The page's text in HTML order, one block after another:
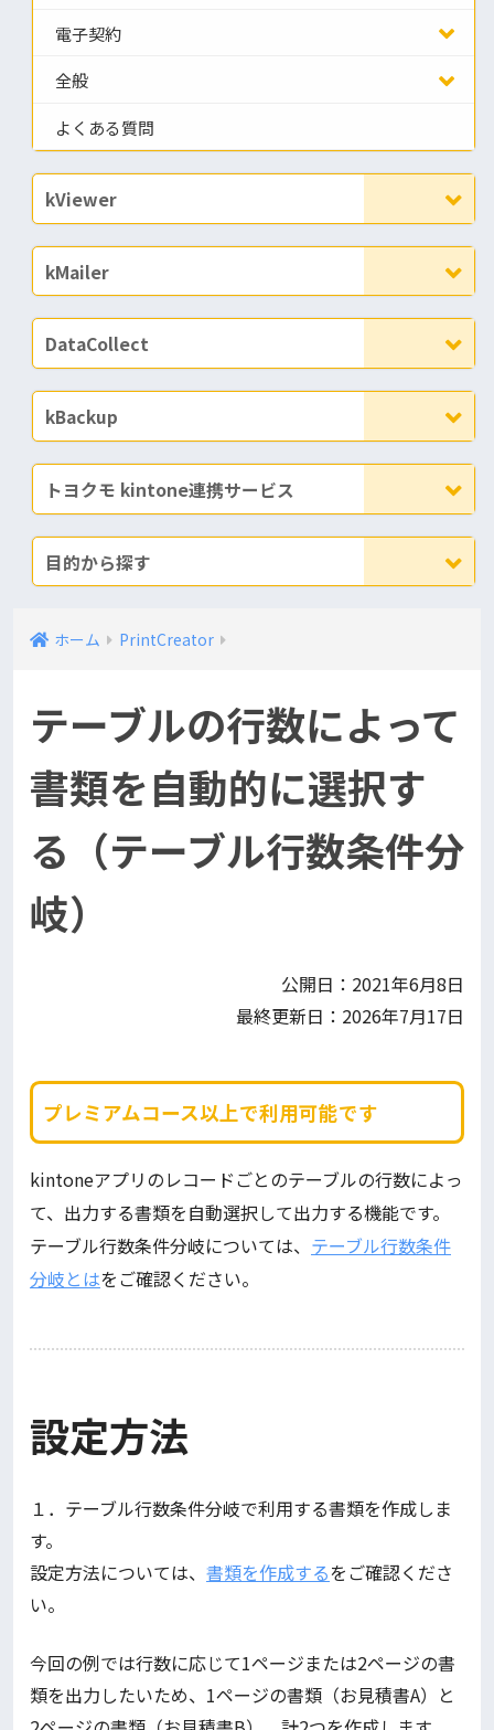
電子契約
全般
よくある質問
kViewer
kMailer
DataCollect
kBackup
トヨクモ kintone連携サービス
目的から探す
ホーム PrintCreator
テーブルの行数によって
書類を自動的に選択す
る（テーブル行数条件分
岐）
公開日：2021年6月8日
最終更新日：2026年7月17日
プレミアムコース以上で利用可能です
kintoneアプリのレコードごとのテーブルの行数によっ
て、出力する書類を自動選択して出力する機能です。
テーブル行数条件分岐については、 テーブル行数条件
分岐とはをご確認ください。
設定方法
１．テーブル行数条件分岐で利用する書類を作成しま
す。
設定方法については、 書類を作成するをご確認くださ
い。
今回の例では行数に応じて1ページまたは2ページの書
類を出力したいため、1ページの書類（お見積書A）と